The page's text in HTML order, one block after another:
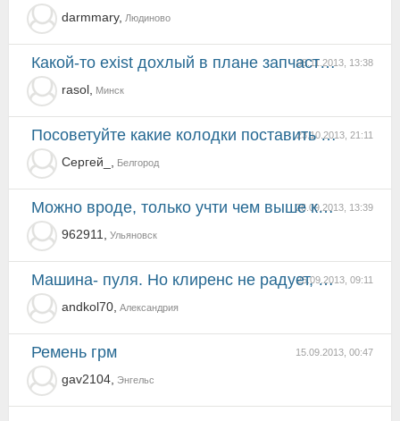
darmmary, Людиново
08.11.2013, 13:38
Какой-то exist дохлый в плане запчастей на Bravo. Вот российский на пару голов выше... все что хочеш...
rasol, Минск
23.10.2013, 21:11
Посоветуйте какие колодки поставить на перед ?
Сергей_, Белгород
26.09.2013, 13:39
Можно вроде, только учти чем выше к небу, тем быстрее и больнее падать будешь!!!
962911, Ульяновск
25.09.2013, 09:11
Машина- пуля. Но клиренс не радует, не для наших дорог.Кто как борется? Можно ли приподнять? Пружины...
andkol70, Александрия
15.09.2013, 00:47
ремень грм
gav2104, Энгельс